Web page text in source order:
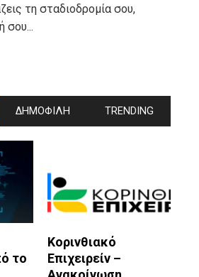
τη σταδιοδρομία σου,
σου...
ΔΗΜΟΦΙΛΗ TRENDING
το
Κορινθιακό
Επιχειρείν –